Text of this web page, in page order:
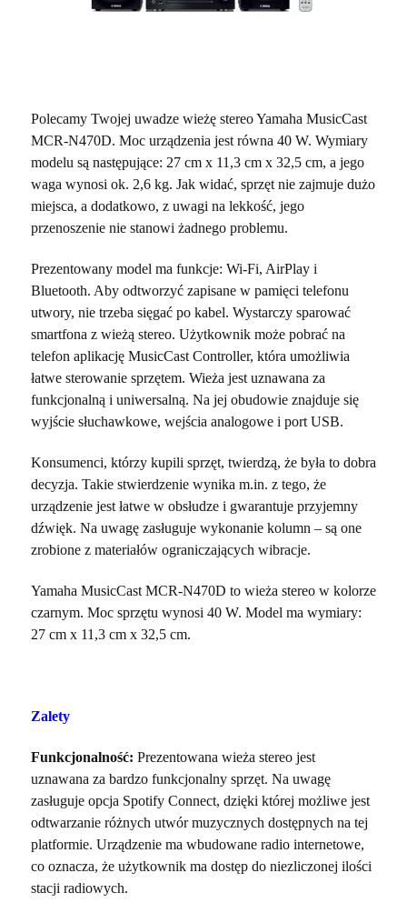
Polecamy Twojej uwadze wieżę stereo Yamaha MusicCast
MCR-N470D. Moc urządzenia jest równa 40 W. Wymiary
modelu są następujące: 27 cm x 11,3 cm x 32,5 cm, a jego
waga wynosi ok. 2,6 kg. Jak widać, sprzęt nie zajmuje dużo
miejsca, a dodatkowo, z uwagi na lekkość, jego
przenoszenie nie stanowi żadnego problemu.
Prezentowany model ma funkcje: Wi-Fi, AirPlay i
Bluetooth. Aby odtworzyć zapisane w pamięci telefonu
utwory, nie trzeba sięgać po kabel. Wystarczy sparować
smartfona z wieżą stereo. Użytkownik może pobrać na
telefon aplikację MusicCast Controller, która umożliwia
łatwe sterowanie sprzętem. Wieża jest uznawana za
funkcjonalną i uniwersalną. Na jej obudowie znajduje się
wyjście słuchawkowe, wejścia analogowe i port USB.
Konsumenci, którzy kupili sprzęt, twierdzą, że była to dobra
decyzja. Takie stwierdzenie wynika m.in. z tego, że
urządzenie jest łatwe w obsłudze i gwarantuje przyjemny
dźwięk. Na uwagę zasługuje wykonanie kolumn – są one
zrobione z materiałów ograniczających wibracje.
Yamaha MusicCast MCR-N470D to wieża stereo w kolorze
czarnym. Moc sprzętu wynosi 40 W. Model ma wymiary:
27 cm x 11,3 cm x 32,5 cm.
Zalety
Funkcjonalność: Prezentowana wieża stereo jest
uznawana za bardzo funkcjonalny sprzęt. Na uwagę
zasługuje opcja Spotify Connect, dzięki której możliwe jest
odtwarzanie różnych utwór muzycznych dostępnych na tej
platformie. Urządzenie ma wbudowane radio internetowe,
co oznacza, że użytkownik ma dostęp do niezliczonej ilości
stacji radiowych.